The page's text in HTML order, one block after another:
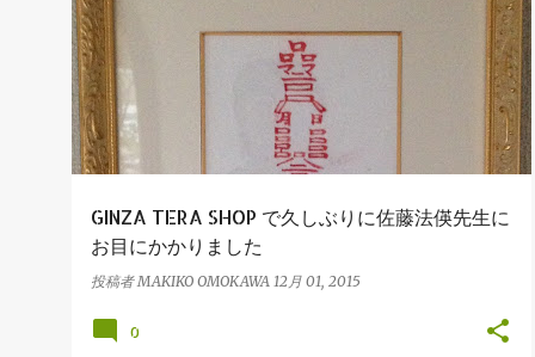
GINZA TERA SHOP で久しぶりに佐藤法偀先生に
お目にかかりました
投稿者MAKIKO OMOKAWA 12月 01, 2015
0